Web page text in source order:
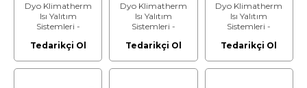
Dyo Klimatherm
Isı Yalıtım
Sistemleri -
Taşyünümaxi - Isı
Kalınlık: 5 cm
Tedarikçi Ol
Dyo Klimatherm
Isı Yalıtım
Sistemleri -
Taşyünümaxi - Isı
Kalınlık: 6 cm
Tedarikçi Ol
Dyo Klimatherm
Isı Yalıtım
Sistemleri -
Taşyünümaxi - Isı
Kalınlık: 7 cm
Tedarikçi Ol